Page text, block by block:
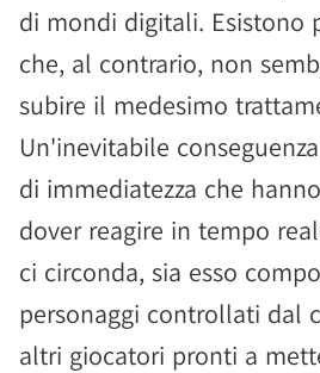
di mondi digitali. Esistono
che, al contrario, non
subire il medesimo
Un'inevitabile
di immediatezza che
dover reagire in tempo
ci circonda, sia esso
personaggi controllati dal
altri giocatori pronti a